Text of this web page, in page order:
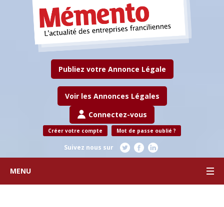
Publiez votre Annonce Légale
Voir les Annonces Légales
Connectez-vous
Créer votre compte Mot de passe oublié ?
Suivez nous sur
MENU